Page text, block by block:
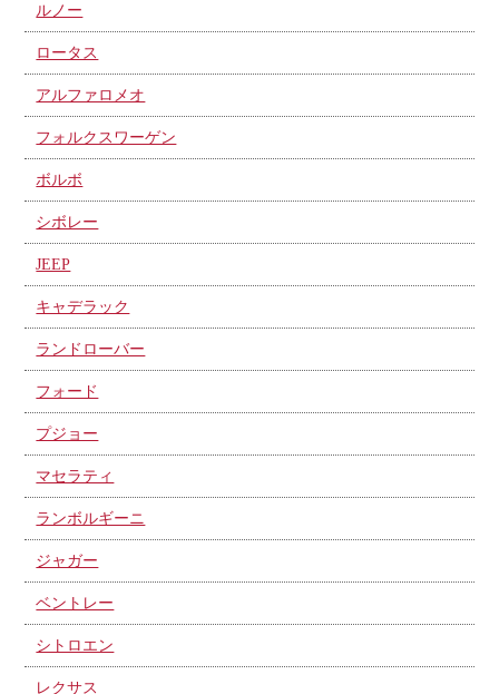
ルノー
ロータス
アルファロメオ
フォルクスワーゲン
ボルボ
シボレー
JEEP
キャデラック
ランドローバー
フォード
プジョー
マセラティ
ランボルギーニ
ジャガー
ベントレー
シトロエン
レクサス